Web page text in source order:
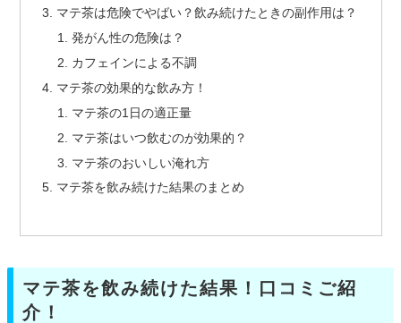
マテ茶は危険でやばい？飲み続けたときの副作用は？
発がん性の危険は？
カフェインによる不調
マテ茶の効果的な飲み方！
マテ茶の1日の適正量
マテ茶はいつ飲むのが効果的？
マテ茶のおいしい淹れ方
マテ茶を飲み続けた結果のまとめ
マテ茶を飲み続けた結果！口コミご紹
介！